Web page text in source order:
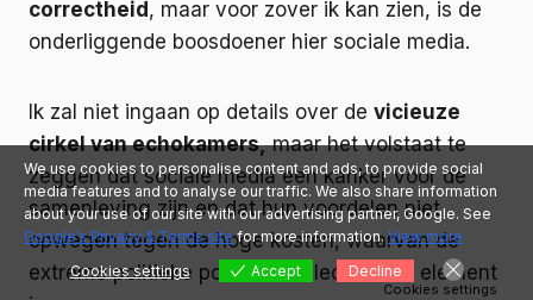
correctheid , maar voor zover ik kan zien, is de
onderliggende boosdoener hier sociale media.
Ik zal niet ingaan op details over de vicieuze
cirkel van echokamers,maar het volstaat te
zeggen dat sociale media een kanker voor de
samenleving zijn en dat hun voordelen niet
opwegen tegen de hoge kosten, waarvan de
extreme politieke polarisatie slechts één element
We use cookies to personalise content and ads, to provide social
media features and to analyse our traffic. We also share information
about your use of our site with our advertising partner, Google. See
Google’s Privacy & Terms sitefor more information.View more
Cookies settings
Accept Decline
Cookies settings